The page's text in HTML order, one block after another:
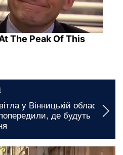
The Peak Of This
у Вінницькій області
де будуть